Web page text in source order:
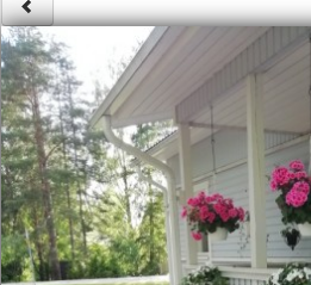
Säännöt ja ohjeet
Uudet ajoneuvot
Uudet kuvat
Uudet videot
Uudet kommentit
MYYDÄÄN
Haku
Ohjeet
Ajoneuvot
Osat